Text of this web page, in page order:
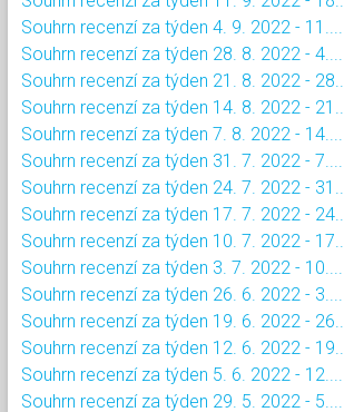
Souhrn recenzí za týden 4. 9. 2022 - 11....
Souhrn recenzí za týden 28. 8. 2022 - 4....
Souhrn recenzí za týden 21. 8. 2022 - 28....
Souhrn recenzí za týden 14. 8. 2022 - 21....
Souhrn recenzí za týden 7. 8. 2022 - 14....
Souhrn recenzí za týden 31. 7. 2022 - 7....
Souhrn recenzí za týden 24. 7. 2022 - 31....
Souhrn recenzí za týden 17. 7. 2022 - 24....
Souhrn recenzí za týden 10. 7. 2022 - 17....
Souhrn recenzí za týden 3. 7. 2022 - 10....
Souhrn recenzí za týden 26. 6. 2022 - 3....
Souhrn recenzí za týden 19. 6. 2022 - 26....
Souhrn recenzí za týden 12. 6. 2022 - 19....
Souhrn recenzí za týden 5. 6. 2022 - 12....
Souhrn recenzí za týden 29. 5. 2022 - 5....